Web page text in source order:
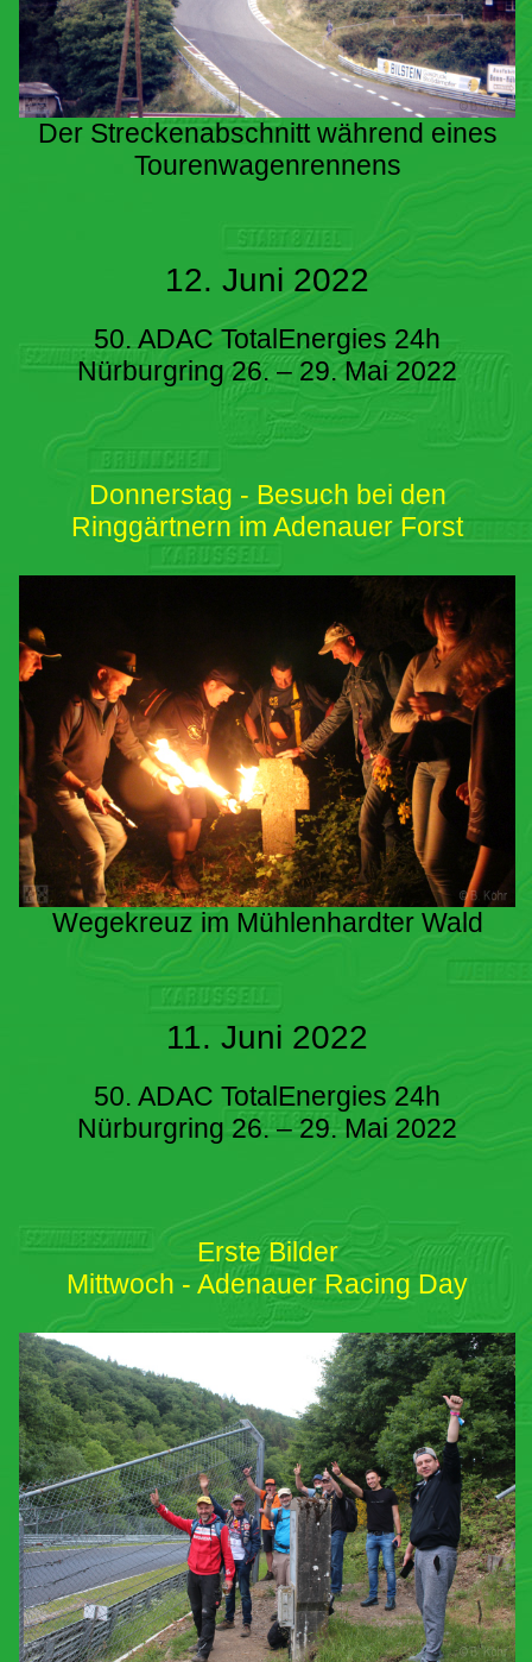
Der Streckenabschnitt während eines
Tourenwagenrennens
12. Juni 2022
50. ADAC TotalEnergies 24h
Nürburgring 26. – 29. Mai 2022
Donnerstag - Besuch bei den
Ringgärtnern im Adenauer Forst
Wegekreuz im Mühlenhardter Wald
11. Juni 2022
50. ADAC TotalEnergies 24h
Nürburgring 26. – 29. Mai 2022
Erste Bilder
Mittwoch - Adenauer Racing Day